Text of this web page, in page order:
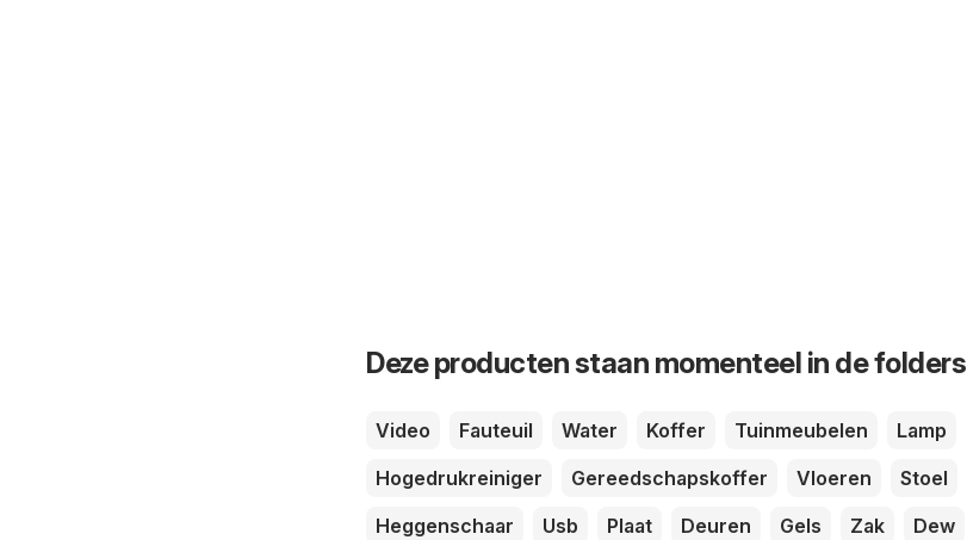
Deze producten staan momenteel in de folders
Video Fauteuil Water Koffer Tuinmeubelen
Lamp
Hogedrukreiniger
Gereedschapskoffer Vloeren Stoel
Heggenschaar
Usb Plaat Deuren Gels Zak Dew